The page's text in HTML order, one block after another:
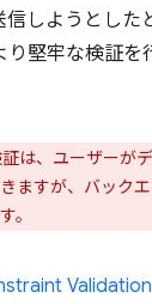
しようとした
堅牢な検証を
は、ユーザーが
ますが、バック
。